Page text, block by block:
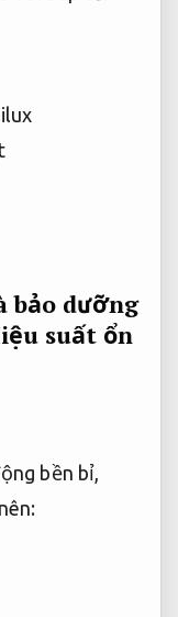
bảo dưỡng
suất ổn
bền bỉ,